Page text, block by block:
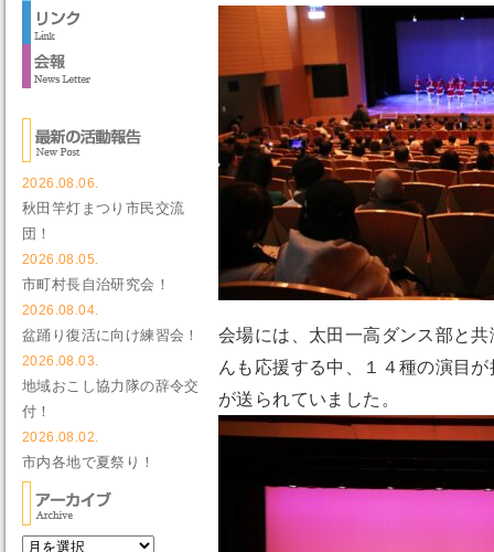
会場には、太田一高ダンス部と
んも応援する中、１４種の演目
が送られていました。
2026.08.06.
秋田竿灯まつり市民交流
団！
2026.08.05.
市町村長自治研究会！
2026.08.04.
盆踊り復活に向け練習会！
2026.08.03.
地域おこし協力隊の辞令交
付！
2026.08.02.
市内各地で夏祭り！